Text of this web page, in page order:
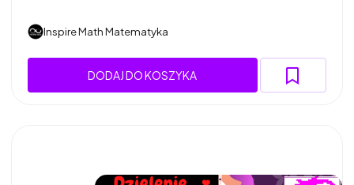
Inspire Math Matematyka
DODAJ DO KOSZYKA